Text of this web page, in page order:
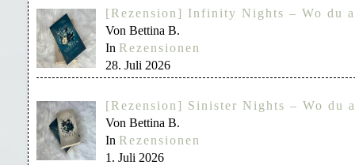
[Rezension] Infinity Nights – Wo du
Von Bettina B.
In Rezensionen
28. Juli 2026
[Rezension] Sinister Nights – Wo du
Von Bettina B.
In Rezensionen
1. Juli 2026